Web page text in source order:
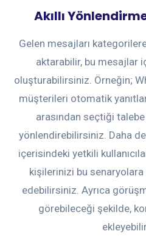
Akıllı
Gelen mesajları
aktarabilir, bu mesajlar
oluşturabilirsiniz. Örneğin;
müşterileri otomatik
arasından seçtiği
yönlendirebilirsiniz. Daha
içerisindeki yetkili
kişilerinizi bu
edebilirsiniz. Ayrıca
görebileceği şekilde,